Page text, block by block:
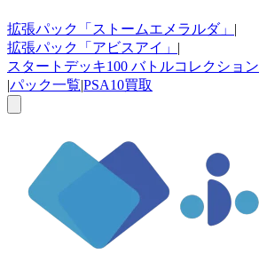
拡張パック 「ストームエメラルダ」 |
拡張パック
「アビスアイ」 |
スタートデッキ100 バトルコレクション
|パック一覧|PSA10買取